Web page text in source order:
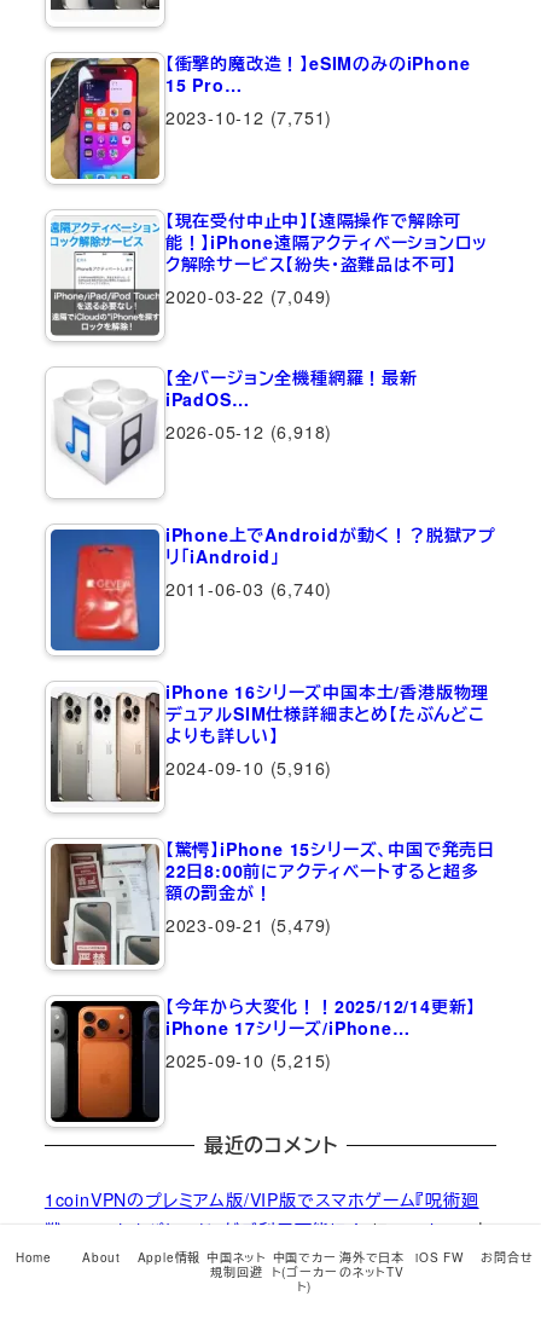
【衝撃的魔改造！】eSIMのみのiPhone
15 Pro…
2023-10-12 (7,751)
【現在受付中止中】【遠隔操作で解除可
能！】iPhone遠隔アクティベーションロッ
ク解除サービス【紛失・盗難品は不可】
2020-03-22 (7,049)
【全バージョン全機種網羅！最新
iPadOS…
2026-05-12 (6,918)
iPhone上でAndroidが動く！？脱獄アプ
リ「iAndroid」
2011-06-03 (6,740)
iPhone 16シリーズ中国本土/香港版物理
デュアルSIM仕様詳細まとめ【たぶんどこ
よりも詳しい】
2024-09-10 (5,916)
【驚愕】iPhone 15シリーズ、中国で発売日
22日8:00前にアクティベートすると超多
額の罰金が！
2023-09-21 (5,479)
【今年から大変化！！2025/12/14更新】
iPhone 17シリーズ/iPhone…
2025-09-10 (5,215)
最近のコメント
1coinVPNのプレミアム版/VIP版でスマホゲーム『呪術廻
戦 ファントムパレード』がご利用可能に！
に xiaolong
よ
り
1coinVPNのプレミアム版/VIP版でスマホゲーム『呪術廻
Home About Apple情報 中国ネット
規制回避
中国でカー
ト(ゴーカー
ト)
海外で日本
のネットTV
iOS FW お問合せ